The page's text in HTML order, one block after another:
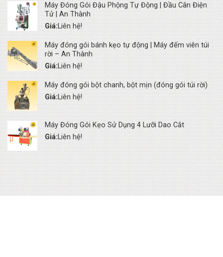
Máy Đóng Gói Đậu Phộng Tự Động | Đầu Cân Điện
Tử | An Thành
Giá:Liên hệ!
Máy đóng gói bánh kẹo tự động | Máy đếm viên túi
rời – An Thành
Giá:Liên hệ!
Máy đóng gói bột chanh, bột mịn (đóng gói túi rời)
Giá:Liên hệ!
Máy Đóng Gói Kẹo Sử Dụng 4 Lưỡi Dao Cắt
Giá:Liên hệ!